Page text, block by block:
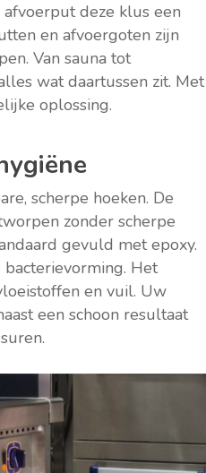
deze klus een
en afvoergoten zijn
Van sauna tot
wat daartussen zit. Met
oplossing.
scherpe hoeken. De
zonder scherpe
gevuld met epoxy.
Het
en vuil. Uw
een schoon resultaat